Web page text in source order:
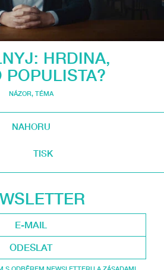
HRDINA,
POPULISTA?
NÁZOR, TÉMA
NAHORU
TISK
ODESLAT
S ODBĚREM NEWSLETTERU A ZÁSADAMI